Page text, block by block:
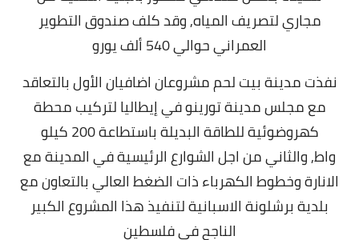
مجاري لتصريف المياه,وقد كلف صندوق التطوير
العمراني حوالي 540 ألف يورو
نفذت مدينة بيت لحم مشروعان اضافيان الأول بالتعاقد
مع مجلس مدينة تورينو في إيطاليا لتركيب محطة
كهروضوئية للطاقة البديلة باستطاعة 200 كيلو
واط,والثاني من اجل الشوارع الرئيسية في المدينة مع
الانارة وخطوط الكهرباء ذات الضغط العالي بالتعاون مع
بلدية برشلونة الاسبانية لتنفيذ هذا المشروع الكبير
الناجح في فلسطين